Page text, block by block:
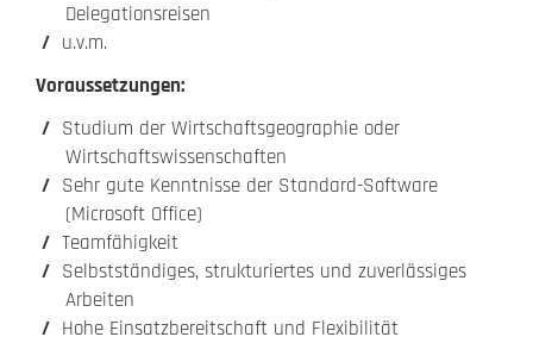
Delegationsreisen
u.v.m.
Voraussetzungen:
Studium der Wirtschaftsgeographie oder
Wirtschaftswissenschaften
Sehr gute Kenntnisse der Standard-Software
(Microsoft Office)
Teamfähigkeit
Selbstständiges, strukturiertes und zuverlässiges
Arbeiten
Hohe Einsatzbereitschaft und Flexibilität